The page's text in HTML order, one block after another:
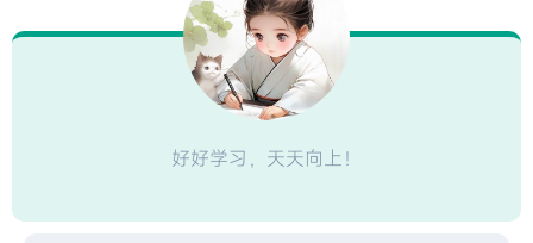
好好学习，天天向上！